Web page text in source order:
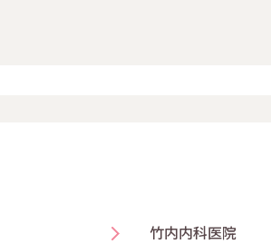
竹内内科医院